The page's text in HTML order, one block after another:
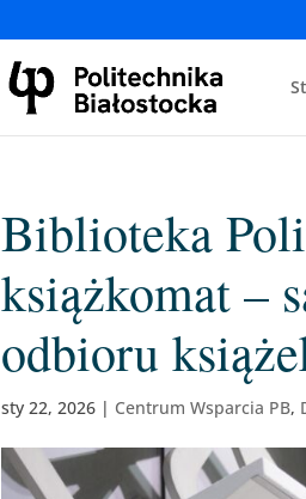
Biblioteka
książkomat –
odbioru
sty 22, 2026 | Centrum Wsparcia PB,